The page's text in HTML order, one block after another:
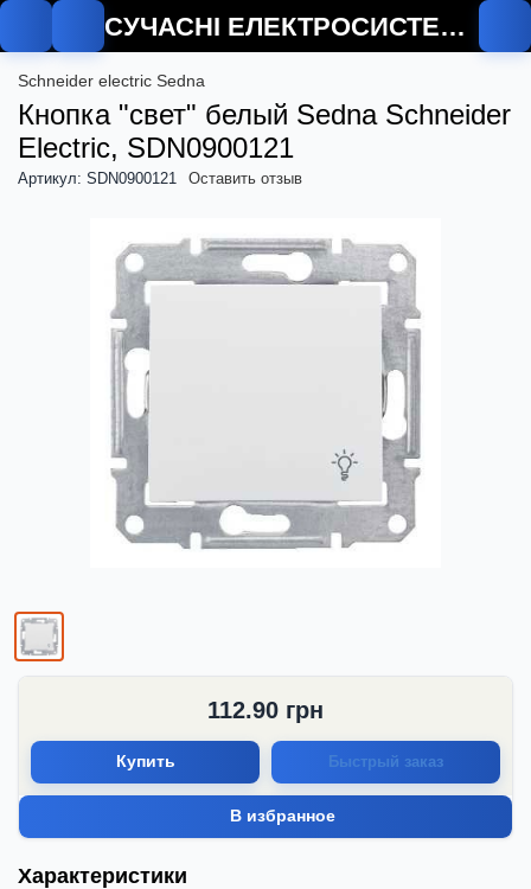
СУЧАСНІ ЕЛЕКТРОСИСТЕМИ
Schneider electric Sedna
Кнопка "свет" белый Sedna Schneider
Electric, SDN0900121
Артикул: SDN0900121 Оставить отзыв
112.90 грн
Купить Быстрый заказ
В избранное
Характеристики